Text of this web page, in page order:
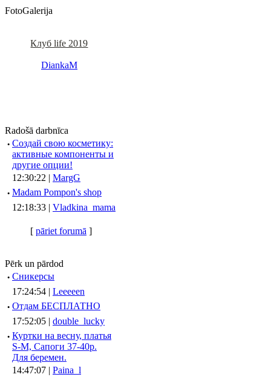
FotoGalerija
Клуб life 2019
DiankaM
Radošā darbnīca
· Создай свою косметику:
активные компоненты и
другие опции!
12:30:22 | MargG
· Madam Pompon's shop
12:18:33 | Vladkina_mama
[ pāriet forumā ]
Pērk un pārdod
· Сникерсы
17:24:54 | Leeeeen
· Отдам БЕСПЛАТНО
17:52:05 | double_lucky
· Куртки на весну, платья
S-M, Сапоги 37-40р.
Для беремен.
14:47:07 | Paina_l